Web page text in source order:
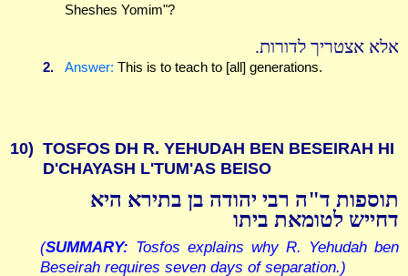
Sheshes Yomim"?
אלא אצטריך לדורות.
2. Answer: This is to teach to [all] generations.
10) TOSFOS DH R. YEHUDAH BEN BESEIRAH HI
D'CHAYASH L'TUM'AS BEISO
תוספות ד"ה רבי יהודה בן בתירא היא
דחייש לטומאת ביתו
(SUMMARY: Tosfos explains why R. Yehudah ben
Beseirah requires seven days of separation.)